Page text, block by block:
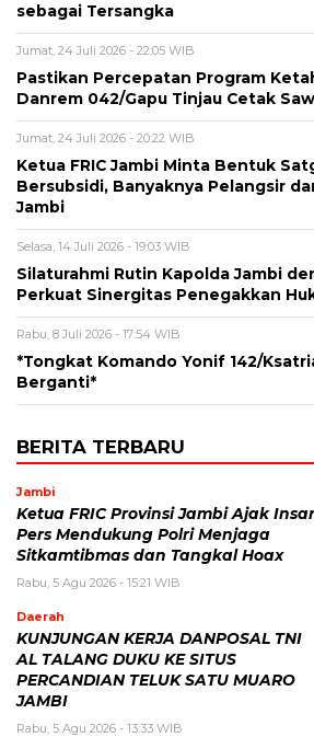
sebagai Tersangka
Jumat, 24 Juli 2026 - 22:05 WIB
Pastikan Percepatan Program
Danrem 042/Gapu Tinjau Cetak
Jumat, 24 Juli 2026 - 20:22 WIB
Ketua FRIC Jambi Minta Bentuk
Bersubsidi, Banyaknya Pelangsir
Jambi
Selasa, 14 Juli 2026 - 19:03 WIB
Silaturahmi Rutin Kapolda Jambi
Perkuat Sinergitas Penegakkan
Rabu, 8 Juli 2026 - 17:54 WIB
*Tongkat Komando Yonif 142/
Berganti*
BERITA TERBARU
Jambi
Ketua FRIC Provinsi Jambi Ajak
Pers Mendukung Polri Menjaga
Sitkamtibmas dan Tangkal Hoax
Rabu, 5 Agu 2026 - 15:21 WIB
Daerah
KUNJUNGAN KERJA DANPOSAL TNI
AL TALANG DUKU KE SITUS
PERCANDIAN TELUK SATU MUARO
JAMBI
Rabu, 5 Agu 2026 - 13:33 WIB